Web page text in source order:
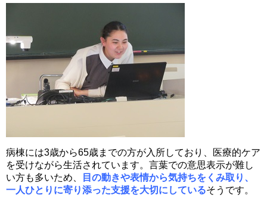
病棟には3歳から65歳までの方が入所しており、医療的ケア
を受けながら生活されています。言葉での意思表示が難し
い方も多いため、
目の動きや表情から気持ちをくみ取り、
一人ひとりに寄り添った支援を大切にしているそうです。